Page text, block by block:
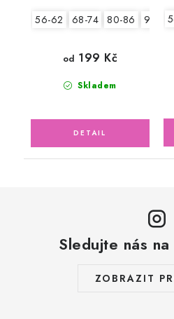
56-62 68-74 80-86 92-98
Skladem
od 199 Kč
Sledujte nás
ZOBRAZIT